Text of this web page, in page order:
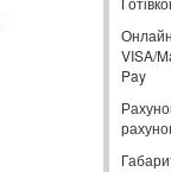
Онлайн
VISA/
Pay